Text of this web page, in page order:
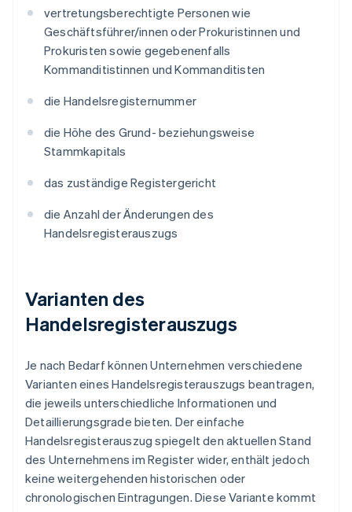
vertretungsberechtigte Personen wie
Geschäftsführer/innen oder Prokuristinnen und
Prokuristen sowie gegebenenfalls
Kommanditistinnen und Kommanditisten
die Handelsregisternummer
die Höhe des Grund- beziehungsweise
Stammkapitals
das zuständige Registergericht
die Anzahl der Änderungen des
Handelsregisterauszugs
Varianten des
Handelsregisterauszugs
Je nach Bedarf können Unternehmen verschiedene
Varianten eines Handelsregisterauszugs beantragen,
die jeweils unterschiedliche Informationen und
Detaillierungsgrade bieten. Der einfache
Handelsregisterauszug spiegelt den aktuellen Stand
des Unternehmens im Register wider, enthält jedoch
keine weitergehenden historischen oder
chronologischen Eintragungen. Diese Variante kommt